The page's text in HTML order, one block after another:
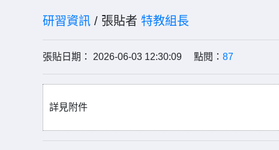
研習資訊 / 張貼者 特教組長
張貼日期： 2026-06-03 12:30:09 點閱： 87
詳見附件